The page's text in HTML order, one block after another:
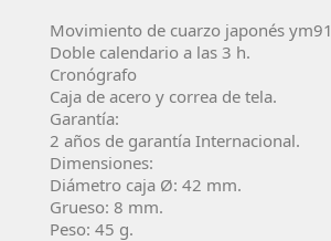
Movimiento de cuarzo japonés ym91
Doble calendario a las 3 h.
Cronógrafo
Caja de acero y correa de tela.
Garantía:
2 años de garantí­a Internacional.
Dimensiones:
Diámetro caja Ø: 42 mm.
Grueso: 8 mm.
Peso: 45 g.